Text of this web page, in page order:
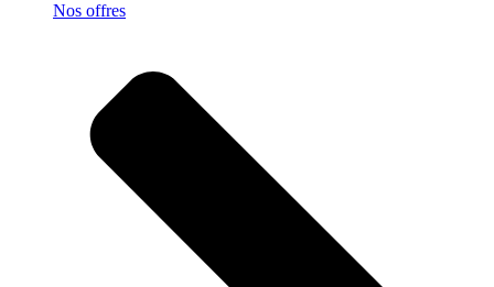
Nos offres